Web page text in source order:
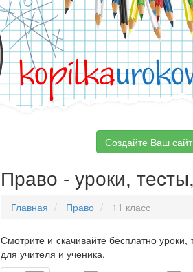
kopilka
Создайте Ваш
Право - уроки,
Главная Право 11 класс
Смотрите и скачивайте бесплатно
для учителя и ученика.